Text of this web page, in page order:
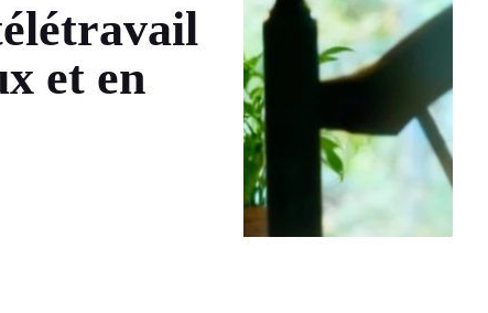
et en